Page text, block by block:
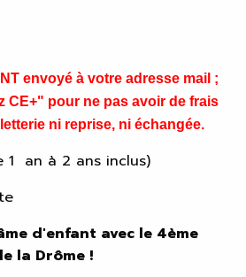
envoyé à votre adresse mail ;
CE+" pour ne pas avoir de frais
ni reprise, ni échangée.
1 an à 2 ans inclus)
d'enfant avec le 4ème
la Drôme !